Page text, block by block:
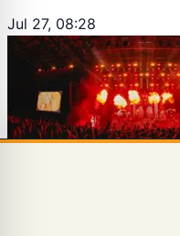
Jul 27, 08:28